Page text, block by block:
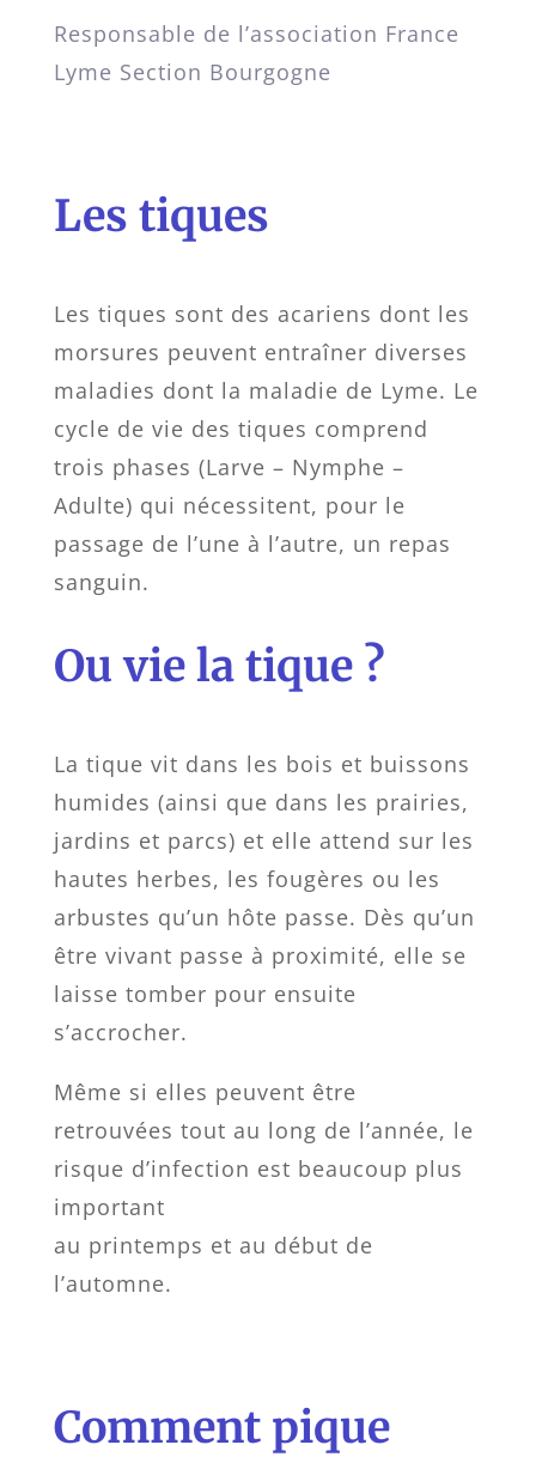
Responsable de l’association France
Lyme Section Bourgogne
Les tiques
Les tiques sont des acariens dont les
morsures peuvent entraîner diverses
maladies dont la maladie de Lyme. Le
cycle de vie des tiques comprend
trois phases (Larve – Nymphe –
Adulte) qui nécessitent, pour le
passage de l’une à l’autre, un repas
sanguin.
Ou vie la tique ?
La tique vit dans les bois et buissons
humides (ainsi que dans les prairies,
jardins et parcs) et elle attend sur les
hautes herbes, les fougères ou les
arbustes qu’un hôte passe. Dès qu’un
être vivant passe à proximité, elle se
laisse tomber pour ensuite
s’accrocher.
Même si elles peuvent être
retrouvées tout au long de l’année, le
risque d’infection est beaucoup plus
important
au printemps et au début de
l’automne.
Comment pique